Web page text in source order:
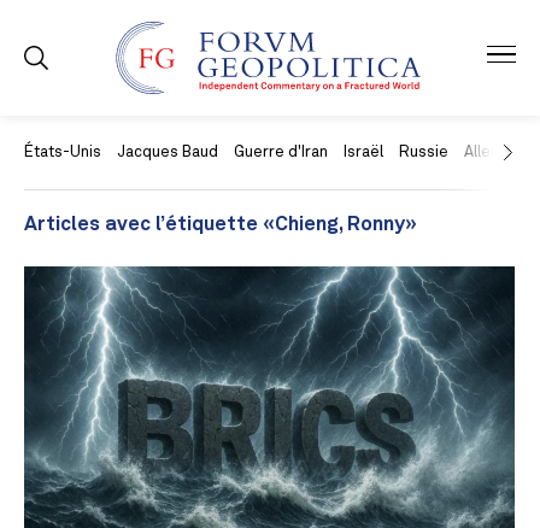
États-Unis Jacques Baud Guerre d'Iran Israël Russie Allemagne
Articles avec l’étiquette «Chieng, Ronny»